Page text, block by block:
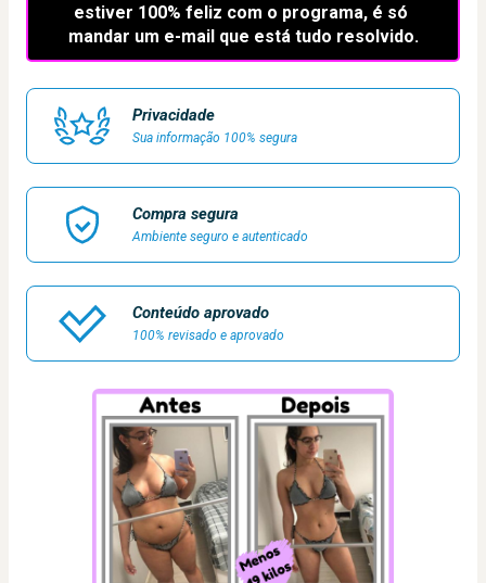
estiver 100% feliz com o programa, é só
mandar um e-mail que está tudo resolvido.
Privacidade
Sua informação 100% segura
Compra segura
Ambiente seguro e autenticado
Conteúdo aprovado
100% revisado e aprovado